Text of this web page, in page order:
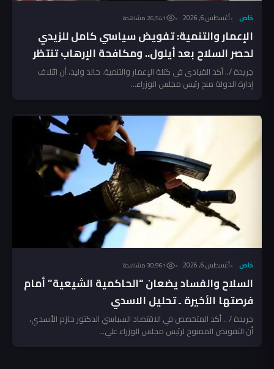
خاص أغسطس 6, 2026 26٬541 مشاهدة
الإعمار والتنمية: تفويض سياسي كامل للزيدي
لحصر السلاح بعد أيلول.. ومكافحة الإرهاب تنتظر
المخالفين!
جريدة /.. أكد القيادي في كتلة الإعمار والتنمية، خالد وليد، أن ائتلاف
إدارة الدولة منح رئيس مجلس الوزراء...
خاص أغسطس 6, 2026 30٬961 مشاهدة
السلاح والفساد يضعان “الحاكمية الشيعية” أمام
فرصتها الأخيرة ـ تحليل الاسدي
جريدة / .. أكد المتخصص في الاقتصاد السياسي الدكتور حازم الأسدي،
أن التفويض الممنوح لرئيس مجلس الوزراء علي...